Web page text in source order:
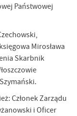
Państwowej
Mirosława
Skarbnik
Członek Zarządu
i Oficer